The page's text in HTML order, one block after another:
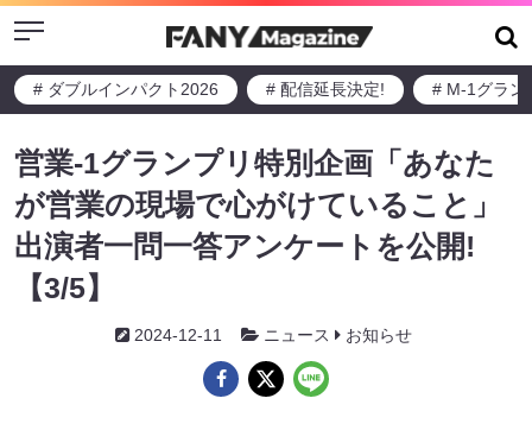
Menu
# ダブルインパクト2026 # 配信延長決定! # M-1グラン
営業-1グランプリ特別企画「あなた
が営業の現場で心がけていること」
出演者一問一答アンケートを公開!
【3/5】
2024-12-11 ニュース お知らせ